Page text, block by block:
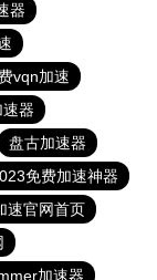
器
vqn加速
器
盘古加速器
免费加速神器
速官网首页
加速器